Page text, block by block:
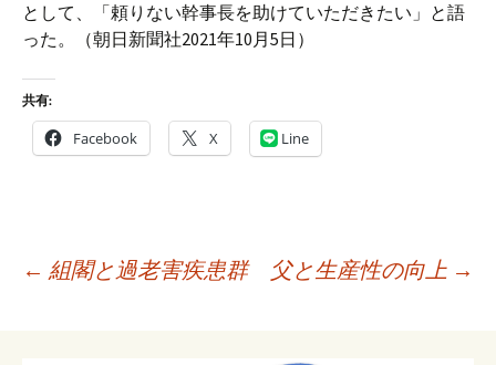
として、「頼りない幹事長を助けていただきたい」と語
った。（朝日新聞社2021年10月5日）
共有:
Facebook X Line
← 組閣と過老害疾患群 父と生産性の向上 →